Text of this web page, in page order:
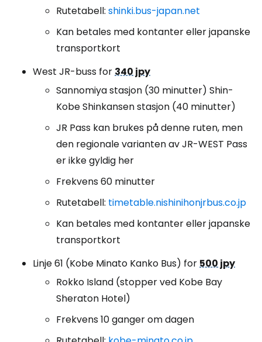
Rutetabell: shinki.bus-japan.net
Kan betales med kontanter eller japanske
transportkort
West JR-buss for340 jpy
Sannomiya stasjon (30 minutter) Shin-
Kobe Shinkansen stasjon (40 minutter)
JR Pass kan brukes på denne ruten, men
den regionale varianten av JR-WEST Pass
er ikke gyldig her
Frekvens 60 minutter
Rutetabell: timetable.nishinihonjrbus.co.jp
Kan betales med kontanter eller japanske
transportkort
Linje 61 (Kobe Minato Kanko Bus) for500 jpy
Rokko Island (stopper ved Kobe Bay
Sheraton Hotel)
Frekvens 10 ganger om dagen